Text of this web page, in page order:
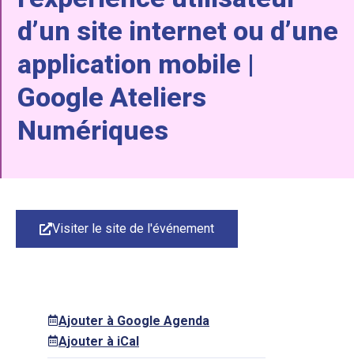
d’un site internet ou d’une
application mobile |
Google Ateliers
Numériques
Visiter le site de l'événement
Ajouter à Google Agenda
Ajouter à iCal